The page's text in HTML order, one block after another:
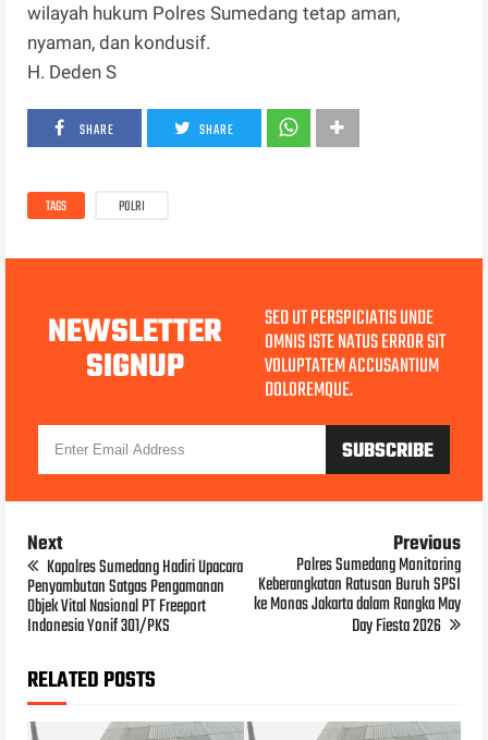
wilayah hukum Polres Sumedang tetap aman,
nyaman, dan kondusif.
H. Deden S
SHARE SHARE
TAGS POLRI
NEWSLETTER
SIGNUP
SED UT PERSPICIATIS UNDE
OMNIS ISTE NATUS ERROR SIT
VOLUPTATEM ACCUSANTIUM
DOLOREMQUE.
Next
Kapolres Sumedang Hadiri Upacara
Penyambutan Satgas Pengamanan
Objek Vital Nasional PT Freeport
Indonesia Yonif 301/PKS
Previous
Polres Sumedang Monitoring
Keberangkatan Ratusan Buruh SPSI
ke Monas Jakarta dalam Rangka May
Day Fiesta 2026
RELATED POSTS